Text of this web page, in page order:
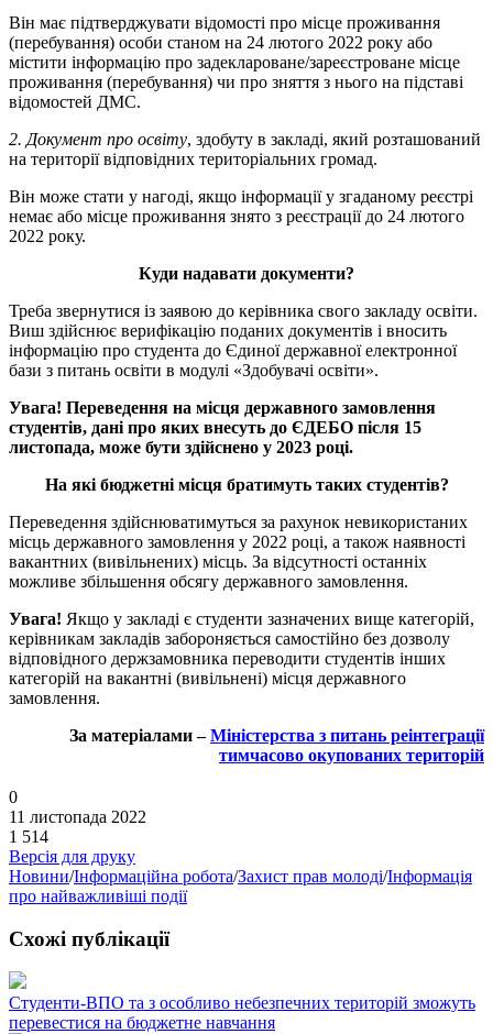
Він має підтверджувати відомості про місце проживання
(перебування) особи станом на 24 лютого 2022 року або
містити інформацію про задеклароване/зареєстроване місце
проживання (перебування) чи про зняття з нього на підставі
відомостей ДМС.
2. Документ про освіту, здобуту в закладі, який розташований
на території відповідних територіальних громад.
Він може стати у нагоді, якщо інформації у згаданому реєстрі
немає або місце проживання знято з реєстрації до 24 лютого
2022 року.
Куди надавати документи?
Треба звернутися із заявою до керівника свого закладу освіти.
Виш здійснює верифікацію поданих документів і вносить
інформацію про студента до Єдиної державної електронної
бази з питань освіти в модулі «Здобувачі освіти».
Увага! Переведення на місця державного замовлення
студентів, дані про яких внесуть до ЄДЕБО після 15
листопада, може бути здійснено у 2023 році.
На які бюджетні місця братимуть таких студентів?
Переведення здійснюватимуться за рахунок невикористаних
місць державного замовлення у 2022 році, а також наявності
вакантних (вивільнених) місць. За відсутності останніх
можливе збільшення обсягу державного замовлення.
Увага! Якщо у закладі є студенти зазначених вище категорій,
керівникам закладів забороняється самостійно без дозволу
відповідного держзамовника переводити студентів інших
категорій на вакантні (вивільнені) місця державного
замовлення.
За матеріалами –Міністерства з питань реінтеграції
тимчасово окупованих територій
0
11 листопада 2022
1 514
Версія для друку
Новини/Інформаційна робота/Захист прав молоді/Інформація
про найважливіші події
Схожі публікації
Студенти-ВПО та з особливо небезпечних територій зможуть
перевестися на бюджетне навчання